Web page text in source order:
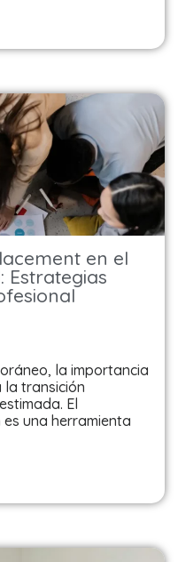
en el
Estrategias
la importancia
transición
El
una herramienta